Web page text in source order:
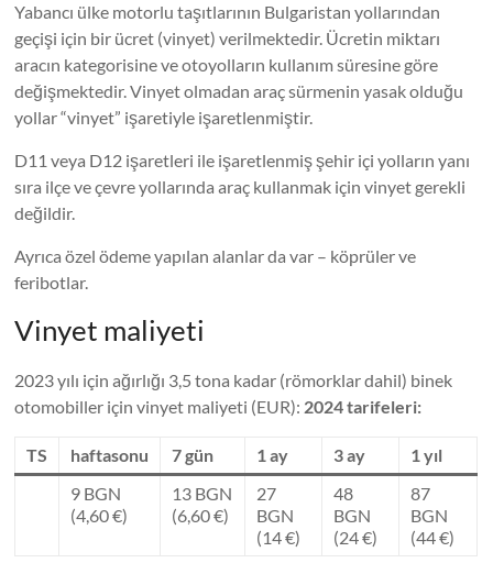
Yabancı ülke motorlu taşıtlarının Bulgaristan yollarından
geçişi için bir ücret (vinyet) verilmektedir. Ücretin miktarı
aracın kategorisine ve otoyolların kullanım süresine göre
değişmektedir. Vinyet olmadan araç sürmenin yasak olduğu
yollar “vinyet” işaretiyle işaretlenmiştir.
D11 veya D12 işaretleri ile işaretlenmiş şehir içi yolların yanı
sıra ilçe ve çevre yollarında araç kullanmak için vinyet gerekli
değildir.
Ayrıca özel ödeme yapılan alanlar da var – köprüler ve
feribotlar.
Vinyet maliyeti
2023 yılı için ağırlığı 3,5 tona kadar (römorklar dahil) binek
otomobiller için vinyet maliyeti (EUR): 2024 tarifeleri:
TS haftasonu 7 gün 1 ay 3 ay
1 yıl
9 BGN
(4,60 €)
13 BGN
(6,60 €)
27
BGN
(14 €)
48
BGN
(24 €)
87
BGN
(44 €)